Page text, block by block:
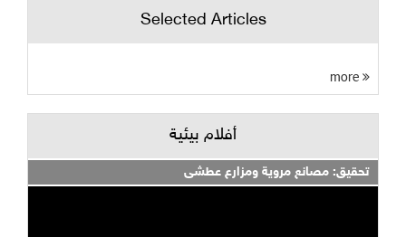
Selected Articles
أفلام بيئية
تحقيق: مصانع مروية ومزارع عطشى